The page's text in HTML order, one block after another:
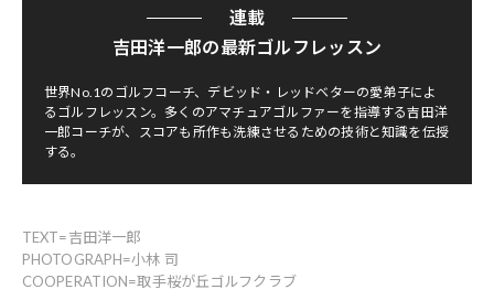
連載
吉田洋一郎の最新ゴルフレッスン
世界No.1のゴルフコーチ、デビッド・レッドベターの愛弟子によ
るゴルフレッスン。多くのアマチュアゴルファーを指導する吉田洋
一郎コーチが、スコアも所作も洗練させるための技術と知識を伝授
する。
TEXT=吉田洋一郎
PHOTOGRAPH=小林 司
COOPERATION=取手桜が丘ゴルフクラブ